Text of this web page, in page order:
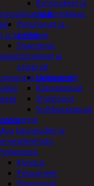
Kynsisakset ja
viilat
Pesuharjat ja -
sienet
Shampoot,
hoitaineet ja
saippuat
Hoitoaineet
Käsisaippuat
Shampoot
Suihkusaippuat
kauneuden ja
Kuivaus
Pesuaineet
Pesupussit
ja kiinnikkeet
ja tarvikkeet
ja ajoneuvot